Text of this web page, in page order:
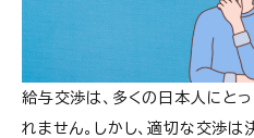
給与交渉で避けるべき
企業に悪印象を与
内定取り消しリスク
給与交渉で企業の
給与交渉は、多くの日本人にと
れません。しかし、適切な交渉